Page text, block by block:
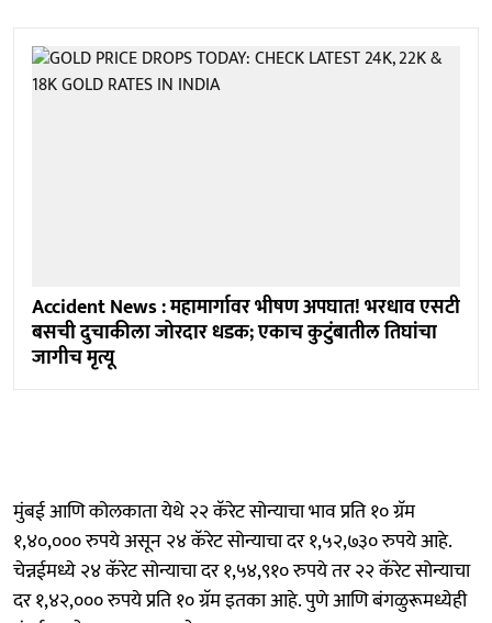
Accident News : महामार्गावर भीषण अपघात! भरधाव एसटी
बसची दुचाकीला जोरदार धडक; एकाच कुटुंबातील तिघांचा
जागीच मृत्यू
मुंबई आणि कोलकाता येथे २२ कॅरेट सोन्याचा भाव प्रति १० ग्रॅम
१,४०,००० रुपये असून २४ कॅरेट सोन्याचा दर १,५२,७३० रुपये आहे.
चेन्नईमध्ये २४ कॅरेट सोन्याचा दर १,५४,९१० रुपये तर २२ कॅरेट सोन्याचा
दर १,४२,००० रुपये प्रति १० ग्रॅम इतका आहे. पुणे आणि बंगळुरूमध्येही